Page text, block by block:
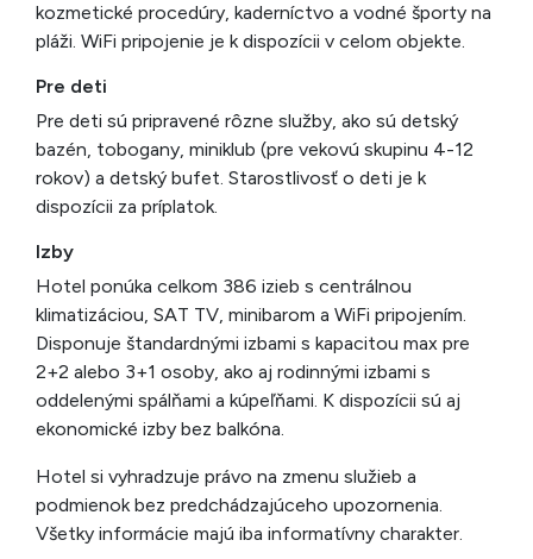
kozmetické procedúry, kaderníctvo a vodné športy na
pláži. WiFi pripojenie je k dispozícii v celom objekte.
Pre deti
Pre deti sú pripravené rôzne služby, ako sú detský
bazén, tobogany, miniklub (pre vekovú skupinu 4-12
rokov) a detský bufet. Starostlivosť o deti je k
dispozícii za príplatok.
Izby
Hotel ponúka celkom 386 izieb s centrálnou
klimatizáciou, SAT TV, minibarom a WiFi pripojením.
Disponuje štandardnými izbami s kapacitou max pre
2+2 alebo 3+1 osoby, ako aj rodinnými izbami s
oddelenými spálňami a kúpeľňami. K dispozícii sú aj
ekonomické izby bez balkóna.
Hotel si vyhradzuje právo na zmenu služieb a
podmienok bez predchádzajúceho upozornenia.
Všetky informácie majú iba informatívny charakter.